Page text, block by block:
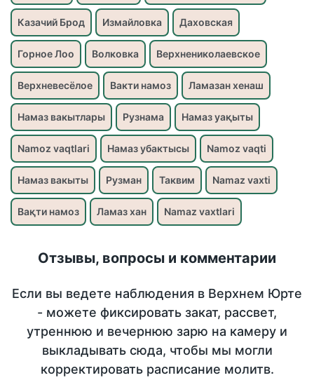
Казачий Брод Измайловка Даховская
Горное Лоо Волковка Верхнениколаевское
Верхневесёлое Вакти намоз Ламазан хенаш
Намаз вакытлары Рузнама Намаз уақыты
Namoz vaqtlari Намаз убактысы Namoz vaqti
Намаз вакыты Рузман Таквим Namaz vaxti
Вақти намоз Ламаз хан Namaz vaxtlari
Отзывы, вопросы и комментарии
Если вы ведете наблюдения в Верхнем Юрте
- можете фиксировать закат, рассвет,
утреннюю и вечернюю зарю на камеру и
выкладывать сюда, чтобы мы могли
корректировать расписание молитв.